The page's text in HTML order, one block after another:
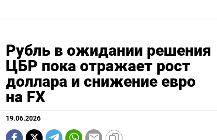
Рубль в ожидании решения
ЦБР пока отражает рост
доллара и снижение евро
на FX
19.06.2026